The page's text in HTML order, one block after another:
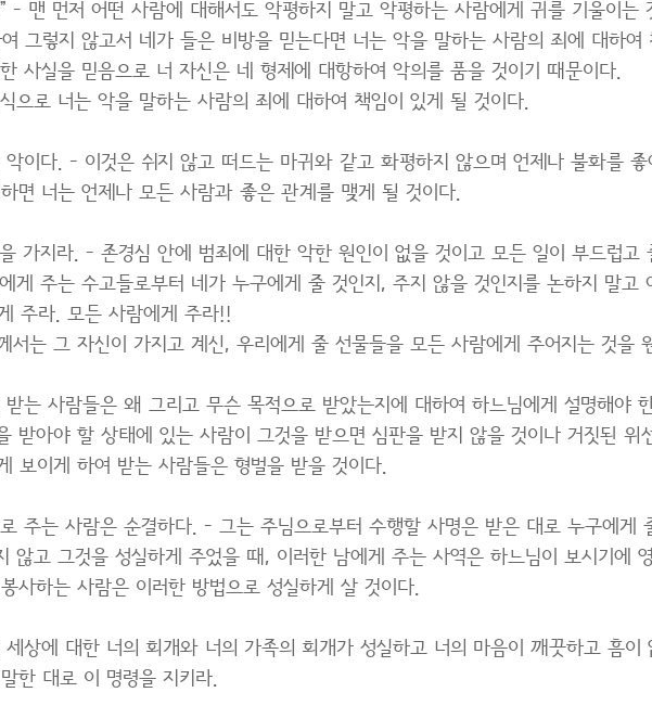
- 맨 먼저 어떤 사람에 대해서도 악평하지 말고 악평하는 사람에게 귀를 기울이는
그렇지 않고서 네가 들은 비방을 믿는다면 너는 악을 말하는 사람의 죄에 대하
사실을 믿음으로 너 자신은 네 형제에 대항하여 악의를 품을 것이기 때문이다.
으로 너는 악을 말하는 사람의 죄에 대하여 책임이 있게 될 것이다.
악이다. - 이것은 쉬지 않고 떠드는 마귀와 같고 화평하지 않으며 언제나 불화를
면 너는 언제나 모든 사람과 좋은 관계를 맺게 될 것이다.
가지라. - 존경심 안에 범죄에 대한 악한 원인이 없을 것이고 모든 일이 부드럽고
게 주는 수고들로부터 네가 누구에게 줄 것인지, 주지 않을 것인지를 논하지 말고
주라. 모든 사람에게 주라!!
서는 그 자신이 가지고 계신, 우리에게 줄 선물들을 모든 사람에게 주어지는 것을
받는 사람들은 왜 그리고 무슨 목적으로 받았는지에 대하여 하느님에게 설명해야
받아야 할 상태에 있는 사람이 그것을 받으면 심판을 받지 않을 것이나 거짓된 위
보이게 하여 받는 사람들은 형벌을 받을 것이다.
주는 사람은 순결하다. - 그는 주님으로부터 수행할 사명은 받은 대로 누구에게
않고 그것을 성실하게 주었을 때, 이러한 남에게 주는 사역은 하느님이 보시기에
사하는 사람은 이러한 방법으로 성실하게 살 것이다.
세상에 대한 너의 회개와 너의 가족의 회개가 성실하고 너의 마음이 깨끗하고 흠이
한 대로 이 명령을 지키라.